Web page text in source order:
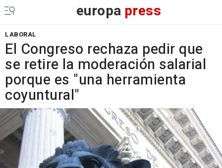
europa press
LABORAL
El Congreso rechaza pedir que
se retire la moderación salarial
porque es "una herramienta
coyuntural"